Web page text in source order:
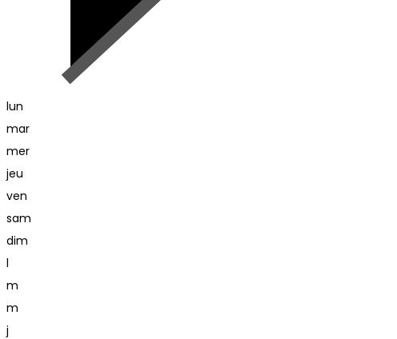
lun
mar
mer
jeu
ven
sam
dim
l
m
m
j